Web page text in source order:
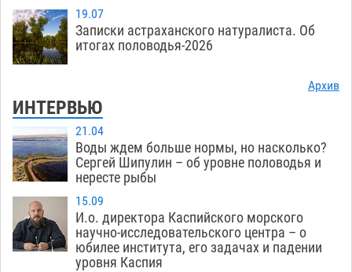
19.07
Записки астраханского натуралиста. Об
итогах половодья-2026
Архив
ИНТЕРВЬЮ
21.04
Воды ждем больше нормы, но насколько?
Сергей Шипулин – об уровне половодья и
нересте рыбы
15.09
И.о. директора Каспийского морского
научно-исследовательского центра – о
юбилее института, его задачах и падении
уровня Каспия